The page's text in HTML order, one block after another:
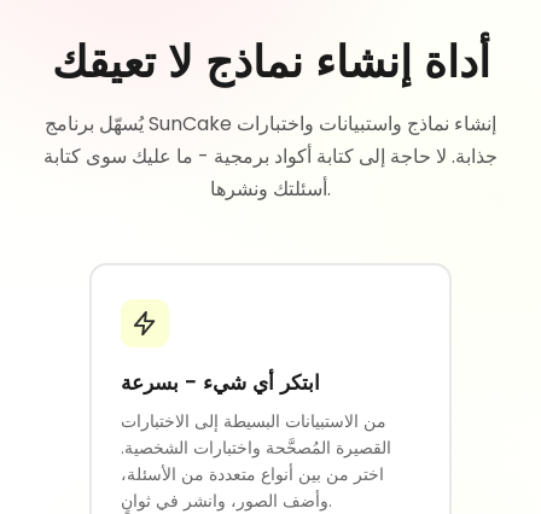
أداة إنشاء نماذج لا تعيقك
يُسهّل برنامج SunCake إنشاء نماذج واستبيانات واختبارات
جذابة. لا حاجة إلى كتابة أكواد برمجية - ما عليك سوى كتابة
أسئلتك ونشرها.
ابتكر أي شيء - بسرعة
من الاستبيانات البسيطة إلى الاختبارات
القصيرة المُصحَّحة واختبارات الشخصية.
اختر من بين أنواع متعددة من الأسئلة،
وأضف الصور، وانشر في ثوانٍ.